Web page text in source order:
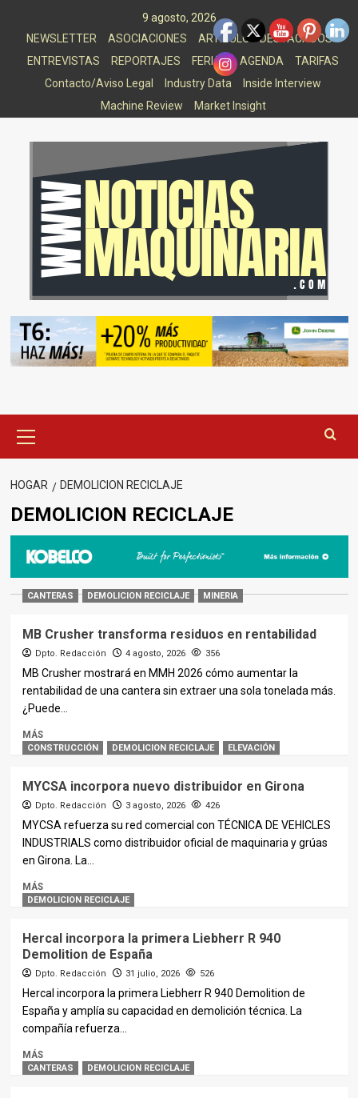
9 agosto, 2026
NEWSLETTER
ASOCIACIONES
ARTICULOS DESTACADOS
ENTREVISTAS
REPORTAJES FERIAS AGENDA
TARIFAS
Contacto/Aviso Legal
Industry Data
Inside Interview
Machine Review
Market Insight
principal
HOGAR DEMOLICION RECICLAJE
DEMOLICION RECICLAJE
CANTERAS DEMOLICION RECICLAJE MINERIA
MB Crusher transforma residuos en rentabilidad
Dpto. Redacción 4 agosto, 2026 356
MB Crusher mostrará en MMH 2026 cómo aumentar la
rentabilidad de una cantera sin extraer una sola tonelada más.
¿Puede...
MÁS
CONSTRUCCIÓN DEMOLICION RECICLAJE ELEVACIÓN
MYCSA incorpora nuevo distribuidor en Girona
Dpto. Redacción 3 agosto, 2026 426
MYCSA refuerza su red comercial con TÉCNICA DE VEHICLES
INDUSTRIALS como distribuidor oficial de maquinaria y grúas
en Girona. La...
MÁS
DEMOLICION RECICLAJE
Hercal incorpora la primera Liebherr R 940
Demolition de España
Dpto. Redacción 31 julio, 2026 526
Hercal incorpora la primera Liebherr R 940 Demolition de
España y amplía su capacidad en demolición técnica. La
compañía refuerza...
MÁS
CANTERAS DEMOLICION RECICLAJE